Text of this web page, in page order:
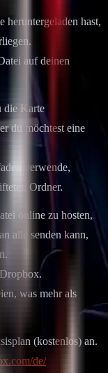
heruntergeladen hast,
auf deinen
die Karte
du möchtest eine
verwende,
Ordner.
online zu hosten,
alle senden kann,
was mehr als
(kostenlos) an.
de/